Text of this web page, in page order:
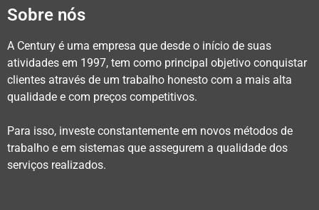
Sobre nós
A Century é uma empresa que desde o início de suas
atividades em 1997, tem como principal objetivo conquistar
clientes através de um trabalho honesto com a mais alta
qualidade e com preços competitivos.
Para isso, investe constantemente em novos métodos de
trabalho e em sistemas que assegurem a qualidade dos
serviços realizados.